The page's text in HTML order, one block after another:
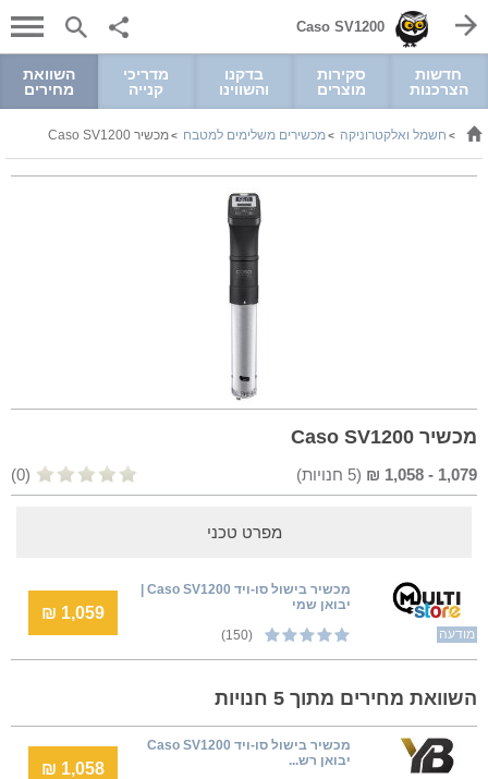
Caso SV1200
חדשות
הצרכנות
סקירות
מוצרים
בדקנו
והשווינו
מדריכי
קנייה
השוואת
מחירים
> חשמל ואלקטרוניקה >מכשירים משלימים למטבח >מכשיר Caso SV1200
מכשיר Caso SV1200
1,079
-
1,058
₪
(
5 חנויות) (0)
מפרט טכני
מודעה
‏מכשיר בישול סו-ויד Caso SV1200 |
יבואן שמי
(150)
1,059 ₪
השוואת מחירים מתוך 5 חנויות
‏מכשיר בישול סו-ויד Caso SV1200
יבואן רש...
1,058 ₪